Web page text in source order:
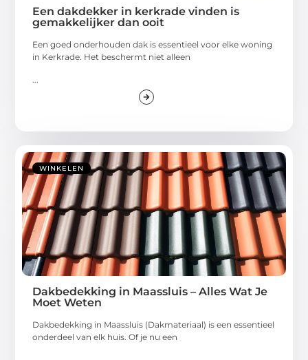
Een dakdekker in kerkrade vinden is
gemakkelijker dan ooit
Een goed onderhouden dak is essentieel voor elke woning
in Kerkrade. Het beschermt niet alleen
WINKELEN
Dakbedekking in Maassluis – Alles Wat Je
Moet Weten
Dakbedekking in Maassluis (Dakmateriaal) is een essentieel
onderdeel van elk huis. Of je nu een